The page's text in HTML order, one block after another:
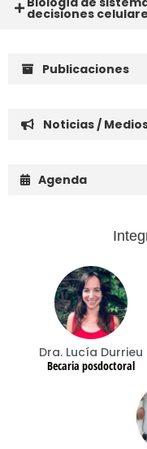
decisiones
Publicaciones
Noticias /
Agenda
Dra. Lucía Durrieu
Becaria posdoctoral